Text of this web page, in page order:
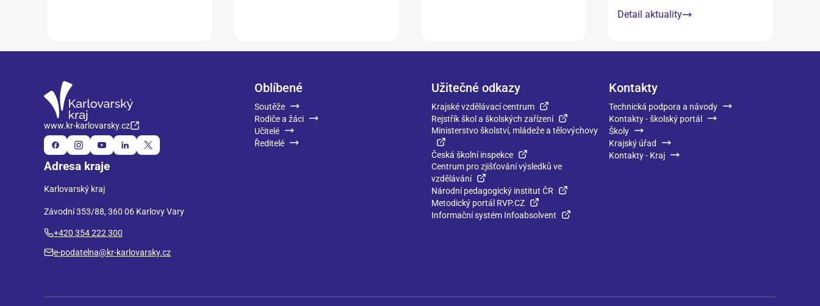
Detail aktuality
www.kr-karlovarsky.cz
Adresa kraje
Karlovarský kraj
Závodní 353/88, 360 06 Karlovy Vary
+420 354 222 300
e-podatelna@kr-karlovarsky.cz
Oblíbené
Soutěže
Rodiče a žáci
Učitelé
Ředitelé
Užitečné odkazy
Krajské vzdělávací centrum
Rejstřík škol a školských zařízení
Ministerstvo školství, mládeže a tělovýchovy
Česká školní inspekce
Centrum pro zjišťování výsledků ve
vzdělávání
Národní pedagogický institut ČR
Metodický portál RVP.CZ
Informační systém Infoabsolvent
Kontakty
Technická podpora a návody
Kontakty - školský portál
Školy
Krajský úřad
Kontakty - Kraj